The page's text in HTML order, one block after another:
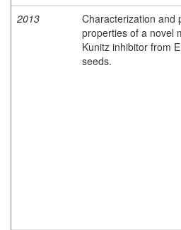
2013
Characterization and
properties of a novel
Kunitz inhibitor from
seeds.